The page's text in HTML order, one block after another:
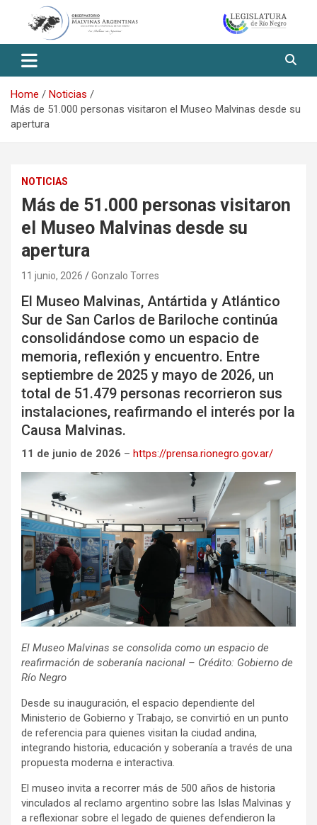
Observatorio Malvinas – Río
Negro
Home
Noticias
Más de 51.000 personas visitaron el Museo Malvinas desde su
apertura
NOTICIAS
Más de 51.000 personas visitaron
el Museo Malvinas desde su
apertura
11 junio, 2026 Gonzalo Torres
El Museo Malvinas, Antártida y Atlántico
Sur de San Carlos de Bariloche continúa
consolidándose como un espacio de
memoria, reflexión y encuentro. Entre
septiembre de 2025 y mayo de 2026, un
total de 51.479 personas recorrieron sus
instalaciones, reafirmando el interés por la
Causa Malvinas.
11 de junio de 2026 – https://prensa.rionegro.gov.ar/
El Museo Malvinas se consolida como un espacio de
reafirmación de soberanía nacional – Crédito: Gobierno de
Río Negro
Desde su inauguración, el espacio dependiente del
Ministerio de Gobierno y Trabajo, se convirtió en un punto
de referencia para quienes visitan la ciudad andina,
integrando historia, educación y soberanía a través de una
propuesta moderna e interactiva.
El museo invita a recorrer más de 500 años de historia
vinculados al reclamo argentino sobre las Islas Malvinas y
a reflexionar sobre el legado de quienes defendieron la